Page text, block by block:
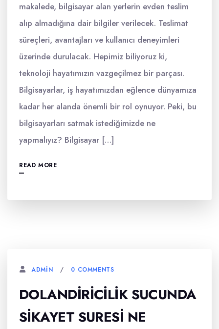
makalede, bilgisayar alan yerlerin evden teslim
alıp almadığına dair bilgiler verilecek. Teslimat
süreçleri, avantajları ve kullanıcı deneyimleri
üzerinde durulacak. Hepimiz biliyoruz ki,
teknoloji hayatımızın vazgeçilmez bir parçası.
Bilgisayarlar, iş hayatımızdan eğlence dünyamıza
kadar her alanda önemli bir rol oynuyor. Peki, bu
bilgisayarları satmak istediğimizde ne
yapmalıyız? Bilgisayar […]
READ MORE
ADMIN 0 COMMENTS
DOLANDIRICILIK SUCUNDA
SIKAYET SURESI NE